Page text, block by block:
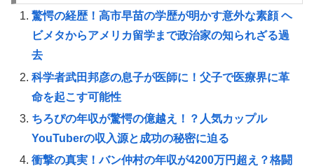
驚愕の経歴！高市早苗の学歴が明かす意外な素顔 ヘ
ビメタからアメリカ留学まで政治家の知られざる過
去
科学者武田邦彦の息子が医師に！父子で医療界に革
命を起こす可能性
ちろぴの年収が驚愕の億越え！？人気カップル
YouTuberの収入源と成功の秘密に迫る
衝撃の真実！バン仲村の年収が4200万円超え？格闘